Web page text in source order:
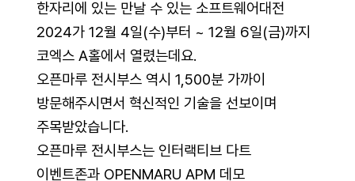
한자리에 있는 만날 수 있는 소프트웨어대전
2024가 12월 4일(수)부터 ~ 12월 6일(금)까지
코엑스 A홀에서 열렸는데요.
오픈마루 전시부스 역시 1,500분 가까이
방문해주시면서 혁신적인 기술을 선보이며
주목받았습니다.
오픈마루 전시부스는 인터랙티브 다트
이벤트존과 OPENMARU APM 데모